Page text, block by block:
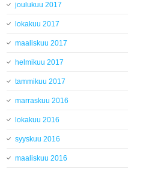
joulukuu 2017
lokakuu 2017
maaliskuu 2017
helmikuu 2017
tammikuu 2017
marraskuu 2016
lokakuu 2016
syyskuu 2016
maaliskuu 2016